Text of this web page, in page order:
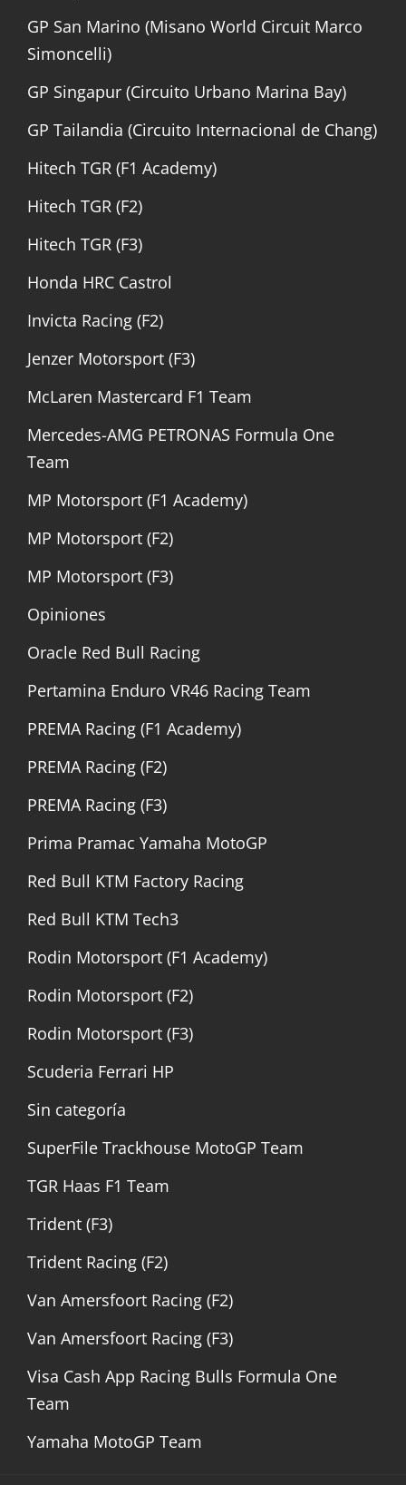
GP San Marino (Misano World Circuit Marco
Simoncelli)
GP Singapur (Circuito Urbano Marina Bay)
GP Tailandia (Circuito Internacional de Chang)
Hitech TGR (F1 Academy)
Hitech TGR (F2)
Hitech TGR (F3)
Honda HRC Castrol
Invicta Racing (F2)
Jenzer Motorsport (F3)
McLaren Mastercard F1 Team
Mercedes-AMG PETRONAS Formula One
Team
MP Motorsport (F1 Academy)
MP Motorsport (F2)
MP Motorsport (F3)
Opiniones
Oracle Red Bull Racing
Pertamina Enduro VR46 Racing Team
PREMA Racing (F1 Academy)
PREMA Racing (F2)
PREMA Racing (F3)
Prima Pramac Yamaha MotoGP
Red Bull KTM Factory Racing
Red Bull KTM Tech3
Rodin Motorsport (F1 Academy)
Rodin Motorsport (F2)
Rodin Motorsport (F3)
Scuderia Ferrari HP
Sin categoría
SuperFile Trackhouse MotoGP Team
TGR Haas F1 Team
Trident (F3)
Trident Racing (F2)
Van Amersfoort Racing (F2)
Van Amersfoort Racing (F3)
Visa Cash App Racing Bulls Formula One
Team
Yamaha MotoGP Team